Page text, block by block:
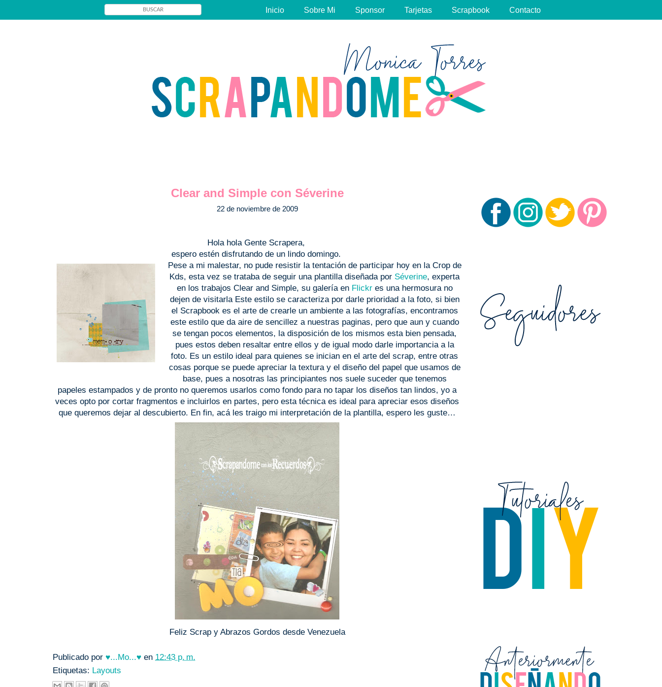
Inicio Sobre Mi Sponsor Tarjetas Scrapbook Contacto
Clear and Simple con Séverine
22 de noviembre de 2009
Hola hola Gente Scrapera,
espero estén disfrutando de un lindo domingo.
Pese a mi malestar, no pude resistir la tentación de participar hoy en la Crop de
Kds, esta vez se trataba de seguir una plantilla diseñada por Séverine, experta
en los trabajos Clear and Simple, su galería en Flickres una hermosura no
dejen de visitarla Este estilo se caracteriza por darle prioridad a la foto, si bien
el Scrapbook es el arte de crearle un ambiente a las fotografías, encontramos
este estilo que da aire de sencillez a nuestras paginas, pero que aun y cuando
se tengan pocos elementos, la disposición de los mismos esta bien pensada,
pues estos deben resaltar entre ellos y de igual modo darle importancia a la
foto. Es un estilo ideal para quienes se inician en el arte del scrap, entre otras
cosas porque se puede apreciar la textura y el diseño del papel que usamos de
base, pues a nosotras las principiantes nos suele suceder que tenemos
papeles estampados y de pronto no queremos usarlos como fondo para no tapar los diseños tan lindos, yo a
veces opto por cortar fragmentos e incluirlos en partes, pero esta técnica es ideal para apreciar esos diseños
que queremos dejar al descubierto. En fin, acá les traigo mi interpretación de la plantilla, espero les guste…
Feliz Scrap y Abrazos Gordos desde Venezuela
Publicado por ♥...Mo...♥ en 12:43 p. m.
Etiquetas: Layouts